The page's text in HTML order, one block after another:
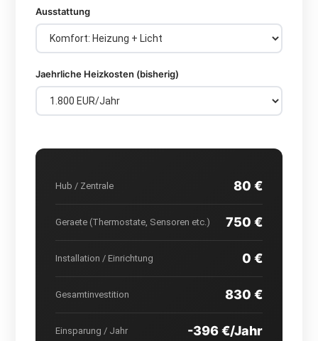
Ausstattung
Jaehrliche Heizkosten (bisherig)
Hub / Zentrale 80 €
Geraete (Thermostate, Sensoren etc.) 750 €
Installation / Einrichtung 0 €
Gesamtinvestition 830 €
Einsparung / Jahr -396 €/Jahr